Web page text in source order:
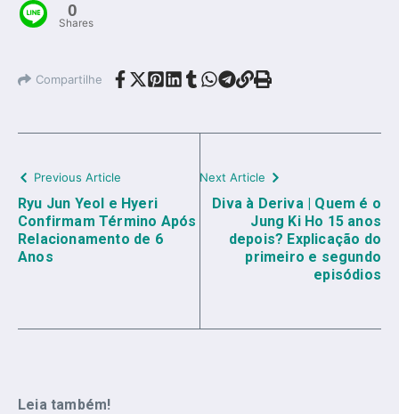
0
Shares
Compartilhe
Previous Article
Ryu Jun Yeol e Hyeri
Confirmam Término Após
Relacionamento de 6
Anos
Next Article
Diva à Deriva | Quem é o
Jung Ki Ho 15 anos
depois? Explicação do
primeiro e segundo
episódios
Leia também!